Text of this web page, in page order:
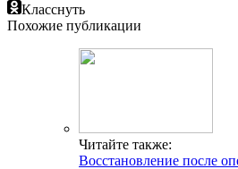
Класснуть
Похожие публикации
Читайте также:
Восстановление после